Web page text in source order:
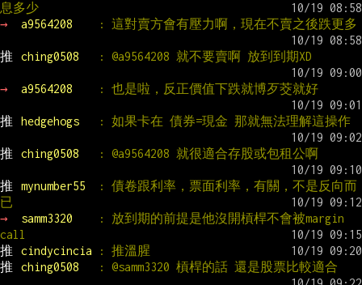
息多少
→
a9564208 : 這對賣方會有壓力啊，現在不賣之後跌更多
推 ching0508 : @a9564208 就不要賣啊 放到到期XD
→ a9564208 : 也是啦，反正價值下跌就博歹茭就好
推 hedgehogs : 如果卡在 債券=現金 那就無法理解這操作
推 ching0508 : @a9564208 就很適合存股或包租公啊
推 mynumber55
: 債卷跟利率，票面利率，有關，不是反向而
已
→
samm3320
: 放到期的前提是他沒開槓桿不會被margin
call
推
cindycincia
: 推溫腥
推
ching0508 : @samm3320 槓桿的話 還是股票比較適合